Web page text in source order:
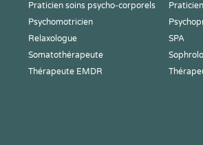
Praticien soins psycho-corporels
Psychomotricien
Relaxologue SPA
Somatothérapeute
Thérapeute EMDR